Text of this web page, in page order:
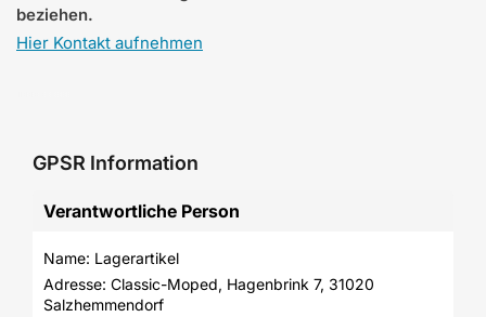
beziehen.
Hier Kontakt aufnehmen
GPSR Information
Verantwortliche Person
Name: Lagerartikel
Adresse: Classic-Moped, Hagenbrink 7, 31020
Salzhemmendorf